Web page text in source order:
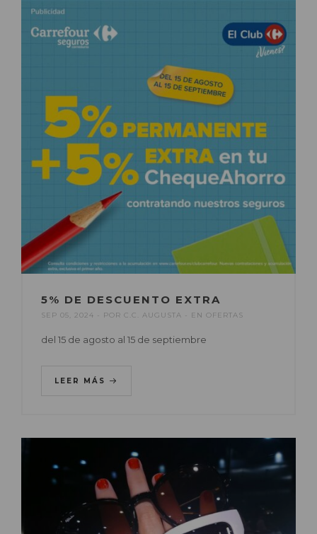
5% DE DESCUENTO EXTRA
SEP 05, 2024 POR C.C. AUGUSTA EN OFERTAS
del 15 de agosto al 15 de septiembre
LEER MÁS